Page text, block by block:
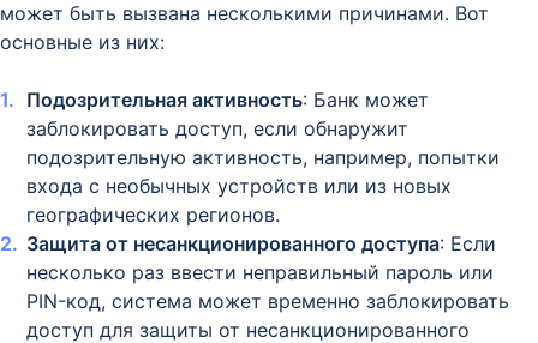
может быть вызвана несколькими причинами. Вот
основные из них:
Подозрительная активность: Банк может
заблокировать доступ, если обнаружит
подозрительную активность, например, попытки
входа с необычных устройств или из новых
географических регионов.
Защита от несанкционированного доступа: Если
несколько раз ввести неправильный пароль или
PIN-код, система может временно заблокировать
доступ для защиты от несанкционированного